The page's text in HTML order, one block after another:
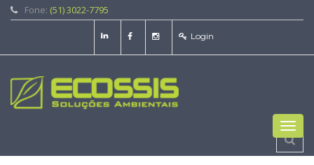
Fone: (51) 3022-7795
Login